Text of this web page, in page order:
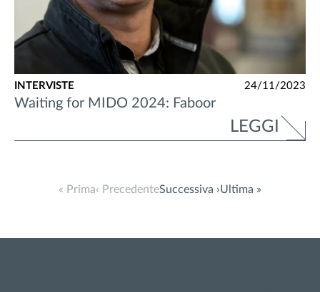
INTERVISTE 24/11/2023
Waiting for MIDO 2024: Faboor
LEGGI
« Prima‹ PrecedenteSuccessiva ›Ultima »